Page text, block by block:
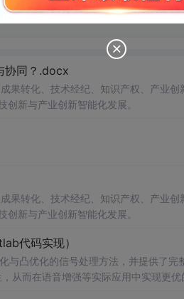
协同？.docx
果转化、技术经纪、知识产权、产业创
新与产业创新智能化发展。
果转化、技术经纪、知识产权、产业创
新与产业创新智能化发展。
代码实现）
与凸优化的信号处理方法，并提供了
从而在语音增强等实际应用中实现更优